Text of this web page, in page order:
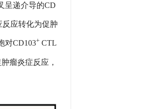
呈递介导的CD
应转化为促肿
对CD103+ CTL
瘤炎症反应，